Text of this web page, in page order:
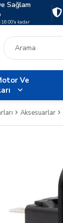
Sağlam
kadar
Ve
Aksesuarlar